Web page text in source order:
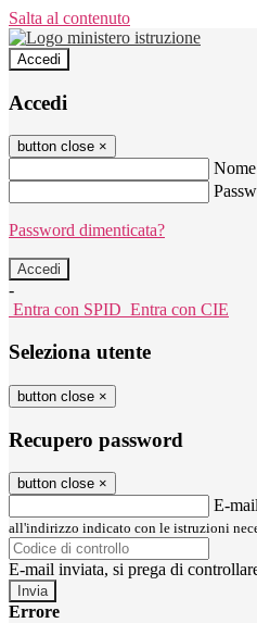
Salta al contenuto
Accedi
Accedi
button close ×
Password dimenticata?
-
Entra con SPID Entra con CIE
Seleziona utente
button close ×
Recupero password
button close ×
E-mail
all'indirizzo indicato con le istruzioni
E-mail inviata, si prega di
Errore